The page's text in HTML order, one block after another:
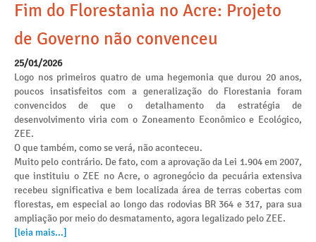
Fim do Florestania no Acre: Projeto
de Governo não convenceu
25/01/2026
Logo nos primeiros quatro de uma hegemonia que durou 20 anos,
poucos insatisfeitos com a generalização do Florestania foram
convencidos de que o detalhamento da estratégia de
desenvolvimento viria com o Zoneamento Econômico e Ecológico,
ZEE.
O que também, como se verá, não aconteceu.
Muito pelo contrário. De fato, com a aprovação da Lei 1.904 em 2007,
que instituiu o ZEE no Acre, o agronegócio da pecuária extensiva
recebeu significativa e bem localizada área de terras cobertas com
florestas, em especial ao longo das rodovias BR 364 e 317, para sua
ampliação por meio do desmatamento, agora legalizado pelo ZEE.
[leia mais...]